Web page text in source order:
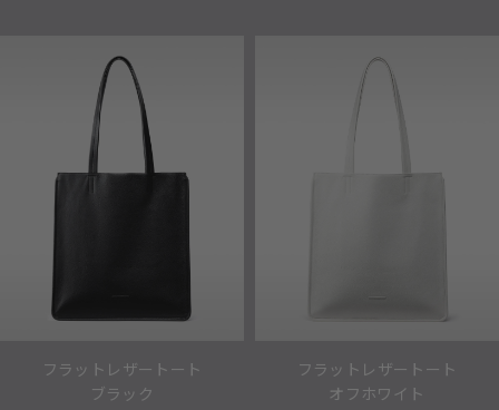
フラットレザートート
ブラック
フラットレザートート
オフホワイト